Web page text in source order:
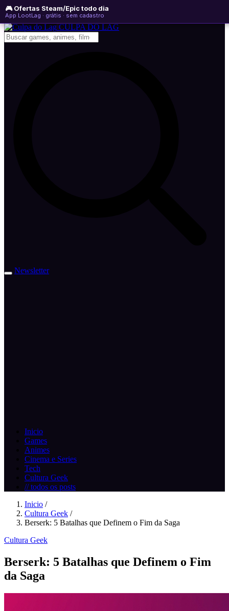
🎮 Ofertas Steam/Epic todo dia
App LootLag · grátis · sem cadastro
segunda-feira, 10 de agosto de 2026
Newsletter
CULPA DO LAG
Newsletter
Inicio
Games
Animes
Cinema e Series
Tech
Cultura Geek
// todos os posts
Inicio /
Cultura Geek /
Berserk: 5 Batalhas que Definem o Fim da Saga
Cultura Geek
Berserk: 5 Batalhas que Definem o Fim
da Saga